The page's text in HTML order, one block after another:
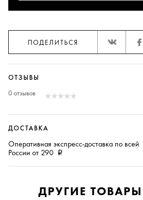
ПОДЕЛИТЬСЯ
ОТЗЫВЫ
0 отзывов
ДОСТАВКА
Оперативная экспресс-доставка по всей
России от 290 i
ДРУГИЕ